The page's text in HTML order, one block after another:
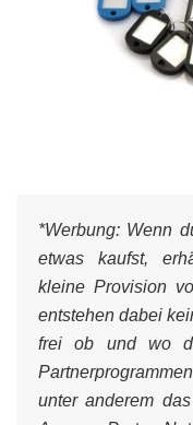
*Werbung: Wenn
etwas kaufst,
kleine Provision
entstehen dabei
frei ob und wo
unter anderem